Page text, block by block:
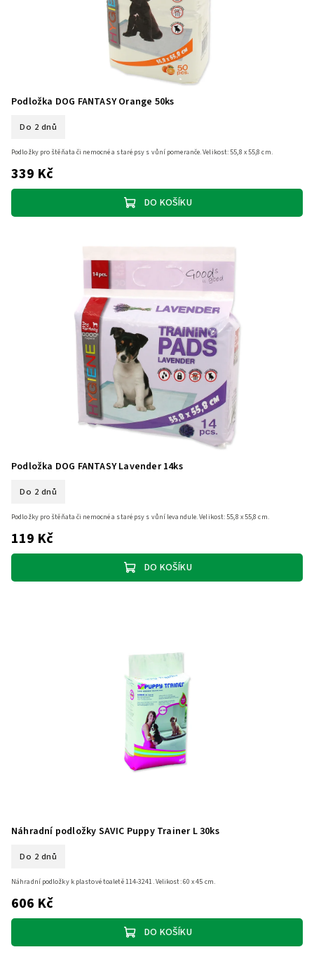
Podložka DOG FANTASY Orange 50ks
Do 2 dnů
339 Kč
DO KOŠÍKU
Podložky pro štěňata či nemocné a staré psy s vůní pomeranče. Velikost: 55,8 x 55,8 cm.
Podložka DOG FANTASY Lavender 14ks
Do 2 dnů
119 Kč
DO KOŠÍKU
Podložky pro štěňata či nemocné a staré psy s vůní levandule. Velikost: 55,8 x 55,8 cm.
Náhradní podložky SAVIC Puppy Trainer L 30ks
Do 2 dnů
606 Kč
DO KOŠÍKU
Náhradní podložky k plastové toaletě 114-3241. Velikost: 60 x 45 cm.